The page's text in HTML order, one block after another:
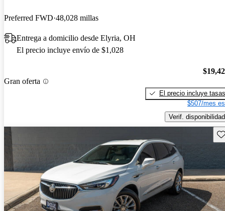
Preferred FWD 48,028 millas
Entrega a domicilio desde Elyria, OH
El precio incluye envío de $1,028
Gran oferta
El precio incluye tasas
$507/mes
Verif. disponibilidad